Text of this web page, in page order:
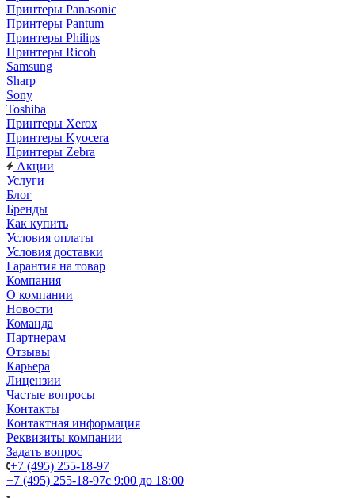
Принтеры Panasonic
Принтеры Pantum
Принтеры Philips
Принтеры Ricoh
Samsung
Sharp
Sony
Toshiba
Принтеры Xerox
Принтеры Kyocera
Принтеры Zebra
Акции
Услуги
Блог
Бренды
Как купить
Условия оплаты
Условия доставки
Гарантия на товар
Компания
О компании
Новости
Команда
Партнерам
Отзывы
Карьера
Лицензии
Частые вопросы
Контакты
Контактная информация
Реквизиты компании
Задать вопрос
+7 (495) 255-18-97
+7 (495) 255-18-97с 9:00 до 18:00